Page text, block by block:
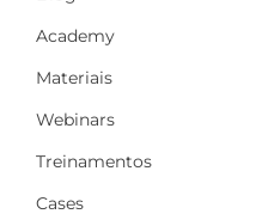
Academy
Materiais
Webinars
Treinamentos
Cases